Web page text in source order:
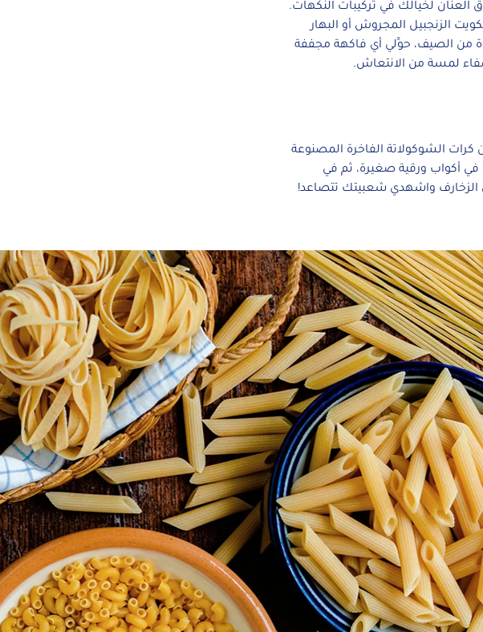
العنان لخيالك في تركيبات النكهات.
الزنجبيل المجروش أو البهار
من الصيف، حوِّلي أي فاكهة مجففة
لمسة من الانتعاش.
الشوكولاتة الفاخرة المصنوعة
في أكواب ورقية صغيرة، ثم في
واشهدي شعبيتك تتصاعد!